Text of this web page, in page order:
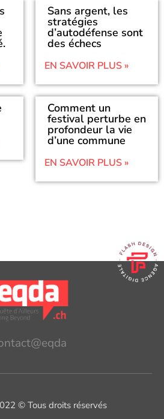
Sans argent, les
stratégies
d’autodéfense sont
des échecs
EN SAVOIR PLUS »
Comment un
festival perturbe en
profondeur la vie
d’une commune
EN SAVOIR PLUS »
© Tous droits réservés